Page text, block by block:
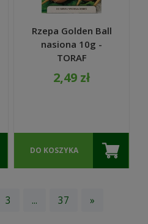
Rzepa Golden Ball
nasiona 10g -
TORAF
2,49 zł
DO KOSZYKA
3 ... 37 »